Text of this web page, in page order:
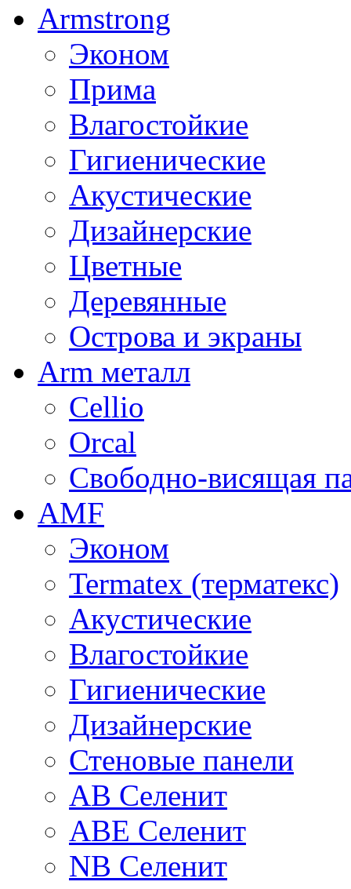
Armstrong
Эконом
Прима
Влагостойкие
Гигиенические
Акустические
Дизайнерские
Цветные
Деревянные
Острова и экраны
Arm металл
Cellio
Orcal
Свободно-висящая
AMF
Эконом
Termatex (терматекс)
Акустические
Влагостойкие
Гигиенические
Дизайнерские
Стеновые панели
AB Селенит
ABE Селенит
NB Селенит